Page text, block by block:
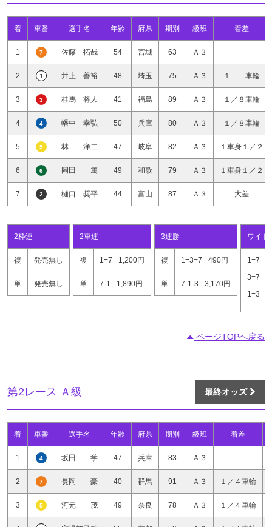
着 車番 選手名 年齢 府県 期別 級班 着差
1 7 佐藤 拓哉 54 宮城 63 Ａ３
2 1 井上 善裕 48 埼玉 75 Ａ３ １ 車輪
3 3 桂馬 将人 41 福島 89 Ａ３ １／８車輪
4 4 幡中 幸弘 50 兵庫 80 Ａ３ １／８車輪
5 5 林 洋二 47 岐阜 82 Ａ３ １車身１／２
6 6 岡田 篤 49 和歌 79 Ａ３ １車身１／２
7 2 樋口 奨平 44 富山 87 Ａ３ 大差
2枠連
複 発売無し
単 発売無し
2車連
複 1=7 1,200円
単 7-1 1,890円
3連勝
複 1=3=7 490円
単 7-1-3 3,170円
ワイド
1=7
3=7
1=3
ページTOPへ戻る
第2レース Ａ級 最終オッズ
着 車番 選手名 年齢 府県 期別 級班 着差
1 4 坂田 学 47 兵庫 83 Ａ３
2 7 長岡 豪 40 群馬 91 Ａ３ １／４車輪
3 5 河元 茂 49 奈良 78 Ａ３ １／４車輪